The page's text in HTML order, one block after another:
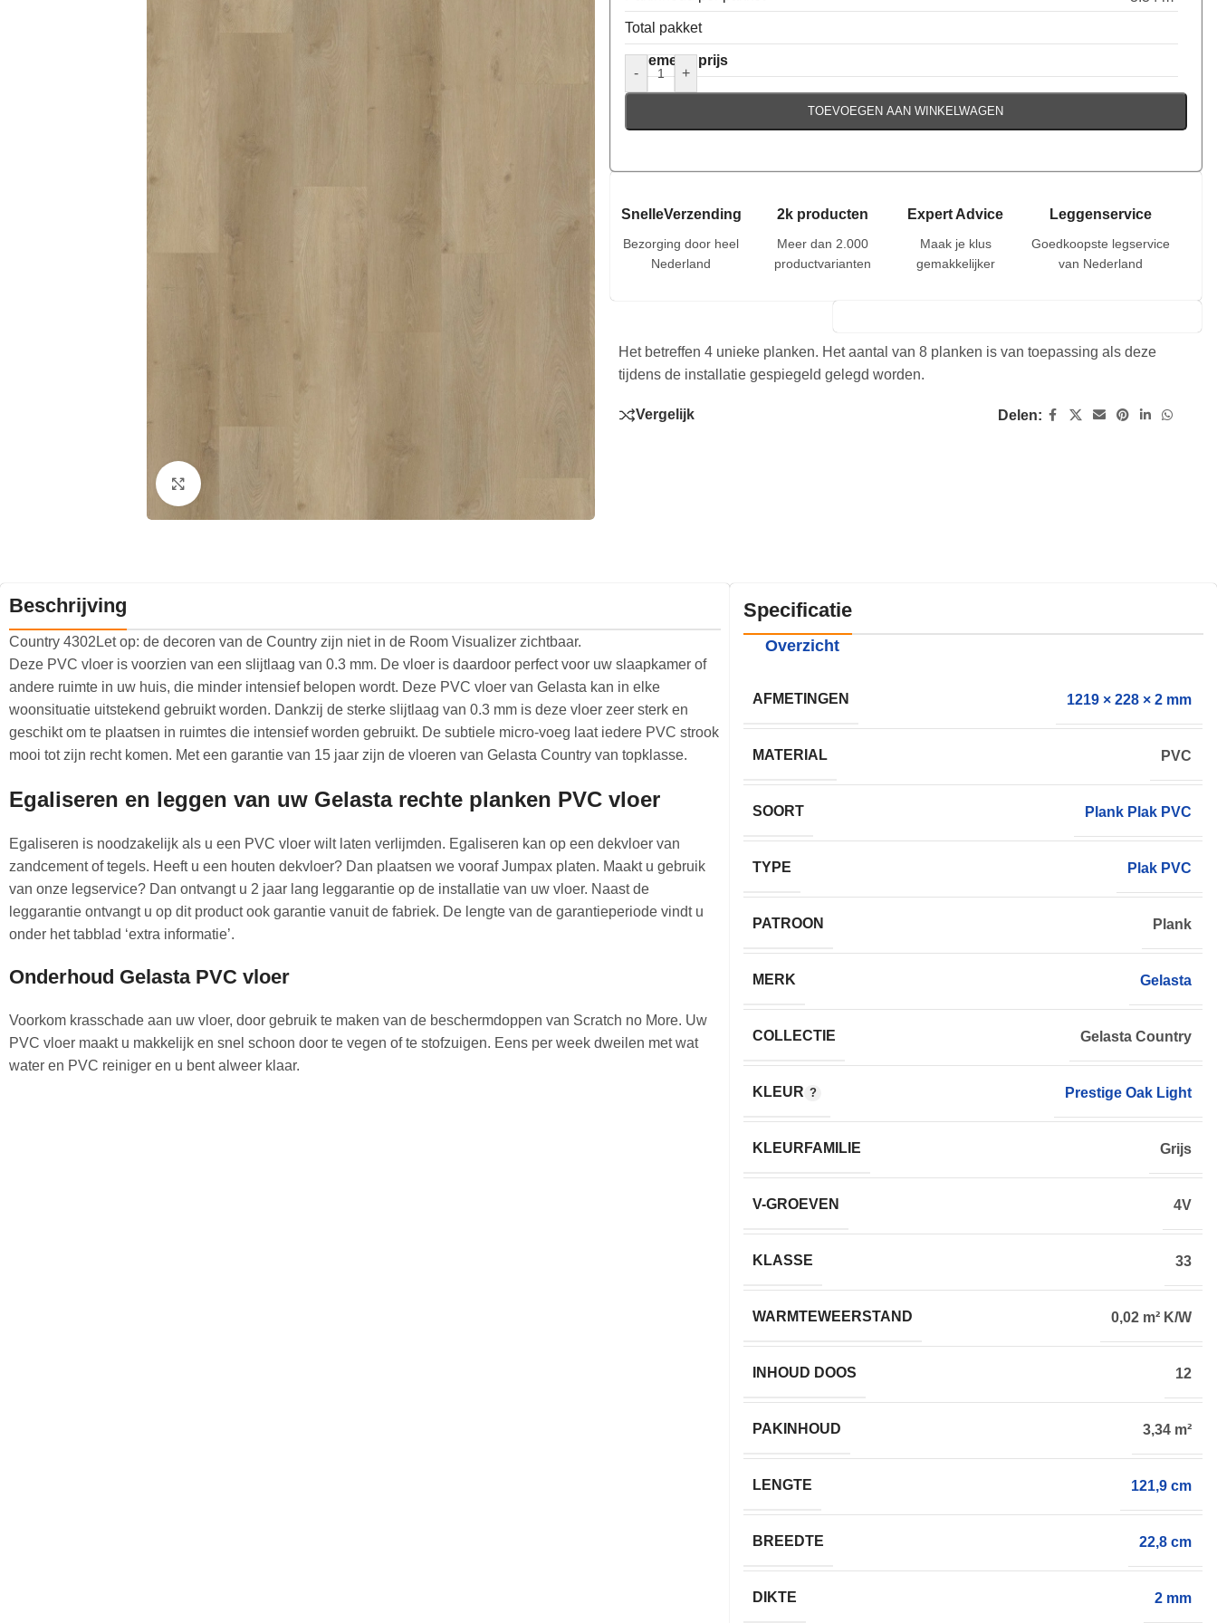
Total pakket
Algemene prijs
-
+
TOEVOEGEN AAN WINKELWAGEN
SnelleVerzending
Bezorging door heel
Nederland
2k producten
Meer dan 2.000
productvarianten
Expert Advice
Maak je klus
gemakkelijker
Leggenservice
Goedkoopste legservice
van Nederland
Het betreffen 4 unieke planken. Het aantal van 8 planken is van toepassing als deze
tijdens de installatie gespiegeld gelegd worden.
Vergelijk Delen:
Beschrijving
Country 4302Let op: de decoren van de Country zijn niet in de Room Visualizer zichtbaar.
Deze PVC vloer is voorzien van een slijtlaag van 0.3 mm. De vloer is daardoor perfect voor uw slaapkamer of
andere ruimte in uw huis, die minder intensief belopen wordt. Deze PVC vloer van Gelasta kan in elke
woonsituatie uitstekend gebruikt worden. Dankzij de sterke slijtlaag van 0.3 mm is deze vloer zeer sterk en
geschikt om te plaatsen in ruimtes die intensief worden gebruikt. De subtiele micro-voeg laat iedere PVC strook
mooi tot zijn recht komen. Met een garantie van 15 jaar zijn de vloeren van Gelasta Country van topklasse.
Egaliseren en leggen van uw Gelasta rechte planken PVC vloer
Egaliseren is noodzakelijk als u een PVC vloer wilt laten verlijmden. Egaliseren kan op een dekvloer van
zandcement of tegels. Heeft u een houten dekvloer? Dan plaatsen we vooraf Jumpax platen. Maakt u gebruik
van onze legservice? Dan ontvangt u 2 jaar lang leggarantie op de installatie van uw vloer. Naast de
leggarantie ontvangt u op dit product ook garantie vanuit de fabriek. De lengte van de garantieperiode vindt u
onder het tabblad ‘extra informatie’.
Onderhoud Gelasta PVC vloer
Voorkom krasschade aan uw vloer, door gebruik te maken van de beschermdoppen van Scratch no More. Uw
PVC vloer maakt u makkelijk en snel schoon door te vegen of te stofzuigen. Eens per week dweilen met wat
water en PVC reiniger en u bent alweer klaar.
Specificatie
Overzicht
AFMETINGEN 1219 × 228 × 2 mm
MATERIAL PVC
SOORT Plank Plak PVC
TYPE Plak PVC
PATROON Plank
MERK Gelasta
COLLECTIE Gelasta Country
KLEUR Prestige Oak Light
KLEURFAMILIE Grijs
V-GROEVEN 4V
KLASSE 33
WARMTEWEERSTAND 0,02 m² K/W
INHOUD DOOS 12
PAKINHOUD 3,34 m²
LENGTE 121,9 cm
BREEDTE 22,8 cm
DIKTE 2 mm